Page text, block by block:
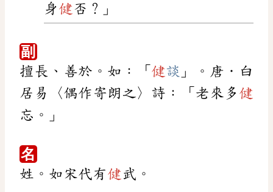
身健否？」
副
擅長、善於。如：「 健談 」。唐．白
居易〈偶作寄朗之〉詩：「老來多 健
忘。」
名
姓。如宋代有健 武。